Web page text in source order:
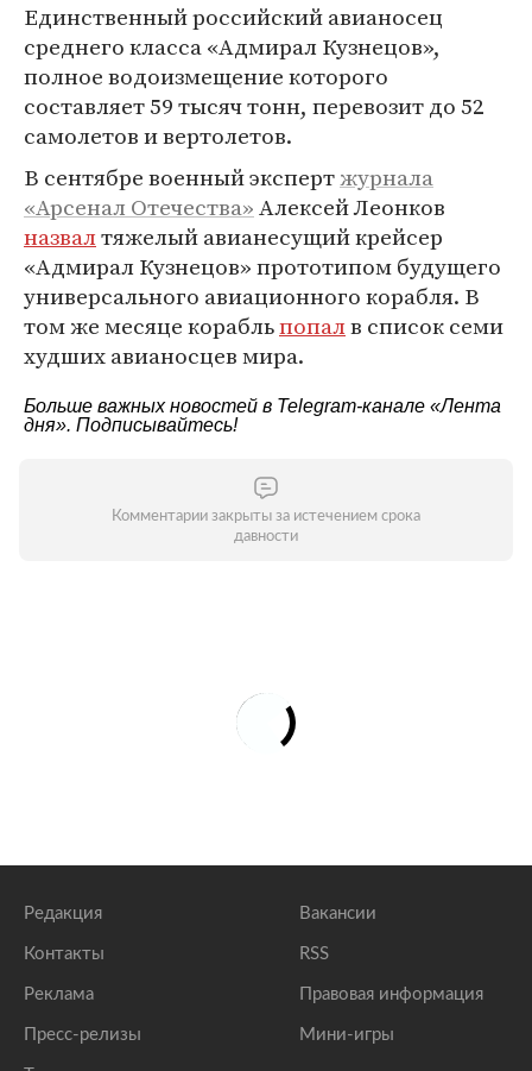
Единственный российский авианосец
среднего класса «Адмирал Кузнецов»,
полное водоизмещение которого
составляет 59 тысяч тонн, перевозит до 52
самолетов и вертолетов.
В сентябре военный экспертжурнала
«Арсенал Отечества»Алексей Леонков
назвалтяжелый авианесущий крейсер
«Адмирал Кузнецов» прототипом будущего
универсального авиационного корабля. В
том же месяце корабльпопалв список семи
худших авианосцев мира.
Больше важных новостей в Telegram-канале «Лента
дня». Подписывайтесь!
Комментарии закрыты за истечением срока
давности
Редакция
Контакты
Реклама
Пресс-релизы
Вакансии
RSS
Правовая информация
Мини-игры